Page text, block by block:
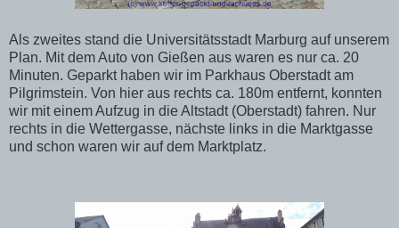
Als zweites stand die Universitätsstadt Marburg auf unserem
Plan. Mit dem Auto von Gießen aus waren es nur ca. 20
Minuten. Geparkt haben wir im Parkhaus Oberstadt am
Pilgrimstein. Von hier aus rechts ca. 180m entfernt, konnten
wir mit einem Aufzug in die Altstadt (Oberstadt) fahren. Nur
rechts in die Wettergasse, nächste links in die Marktgasse
und schon waren wir auf dem Marktplatz.